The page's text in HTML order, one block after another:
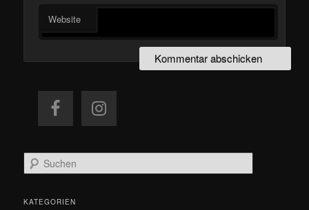
Website
u
h
KATEGORIEN